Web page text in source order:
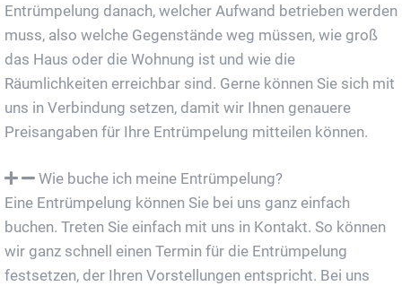
Entrümpelung danach, welcher Aufwand betrieben werden
muss, also welche Gegenstände weg müssen, wie groß
das Haus oder die Wohnung ist und wie die
Räumlichkeiten erreichbar sind. Gerne können Sie sich mit
uns in Verbindung setzen, damit wir Ihnen genauere
Preisangaben für Ihre Entrümpelung mitteilen können.
Wie buche ich meine Entrümpelung?
Eine Entrümpelung können Sie bei uns ganz einfach
buchen. Treten Sie einfach mit uns in Kontakt. So können
wir ganz schnell einen Termin für die Entrümpelung
festsetzen, der Ihren Vorstellungen entspricht. Bei uns